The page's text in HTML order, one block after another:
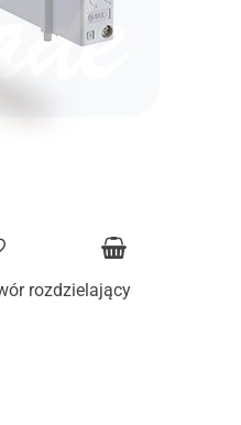
rozdzielający